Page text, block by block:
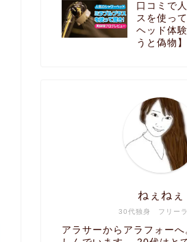
口コミで
スを使っ
ヘッド体
うと偽物】
30代独身 フリー
ねぇねぇ
アラサーからアラフォー